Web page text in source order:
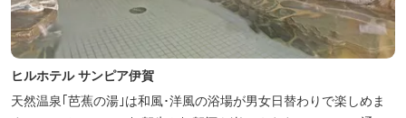
ヒルホテル サンピア伊賀
天然温泉｢芭蕉の湯｣は和風･洋風の浴場が男女日替わりで楽しめま